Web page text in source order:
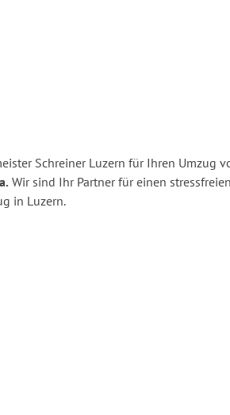
Schreiner Luzern für Ihren Umzug
Wir sind Ihr Partner für einen
in Luzern.